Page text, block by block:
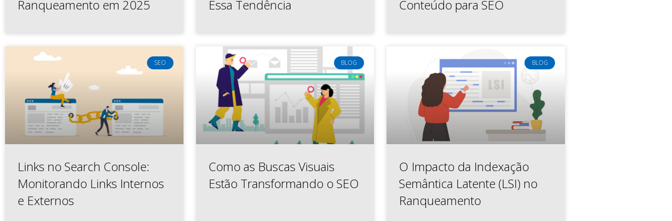
Ranqueamento em 2025
Essa Tendência
Conteúdo para SEO
SEO
Links no Search Console:
Monitorando Links Internos
e Externos
BLOG
Como as Buscas Visuais
Estão Transformando o SEO
BLOG
O Impacto da Indexação
Semântica Latente (LSI) no
Ranqueamento